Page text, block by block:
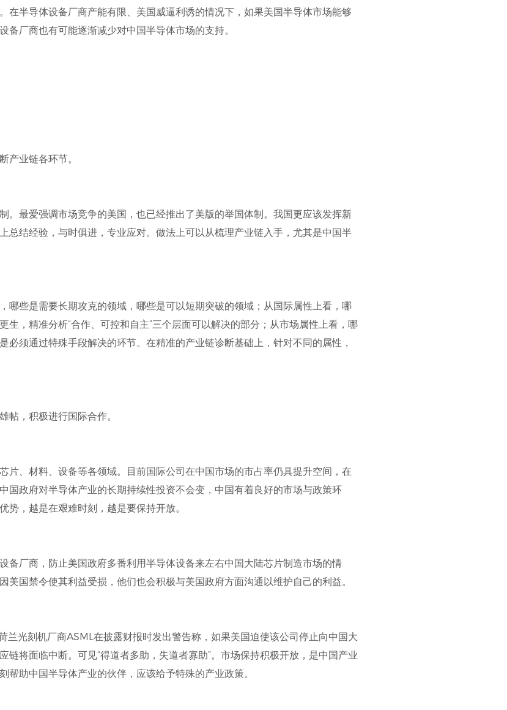
在半导体设备厂商产能有限、美国威逼利诱的情况下，如果美国半导体市场能够
备厂商也有可能逐渐减少对中国半导体市场的支持。
产业链各环节。
。最爱强调市场竞争的美国，也已经推出了美版的举国体制。我国更应该发挥新
总结经验，与时俱进，专业应对。做法上可以从梳理产业链入手，尤其是中国半
哪些是需要长期攻克的领域，哪些是可以短期突破的领域；从国际属性上看，哪
生，精准分析“合作、可控和自主”三个层面可以解决的部分；从市场属性上看，哪
必须通过特殊手段解决的环节。在精准的产业链诊断基础上，针对不同的属性，
帖，积极进行国际合作。
片、材料、设备等各领域。目前国际公司在中国市场的市占率仍具提升空间，在
国政府对半导体产业的长期持续性投资不会变，中国有着良好的市场与政策环
势，越是在艰难时刻，越是要保持开放。
备厂商，防止美国政府多番利用半导体设备来左右中国大陆芯片制造市场的情
美国禁令使其利益受损，他们也会积极与美国政府方面沟通以维护自己的利益。
兰光刻机厂商ASML在披露财报时发出警告称，如果美国迫使该公司停止向中国大
链将面临中断。可见“得道者多助，失道者寡助”。市场保持积极开放，是中国产业
帮助中国半导体产业的伙伴，应该给予特殊的产业政策。